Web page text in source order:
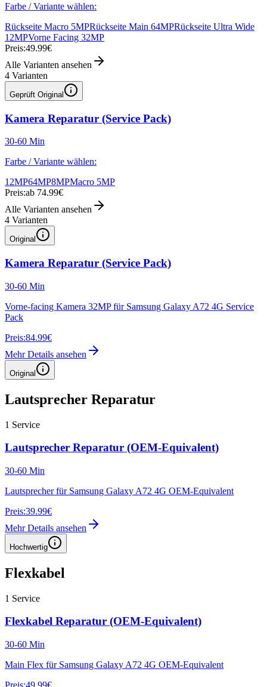
Farbe / Variante wählen:
Rückseite Macro 5MPRückseite Main 64MPRückseite Ultra Wide
12MPVorne Facing 32MP
Preis:49.99€
Alle Varianten ansehen
4 Varianten
Geprüft Original
Kamera Reparatur (Service Pack)
30-60 Min
Farbe / Variante wählen:
12MP64MP8MPMacro 5MP
Preis:ab 74.99€
Alle Varianten ansehen
4 Varianten
Original
Kamera Reparatur (Service Pack)
30-60 Min
Vorne-facing Kamera 32MP für Samsung Galaxy A72 4G Service
Pack
Preis:84.99€
Mehr Details ansehen
Original
Lautsprecher Reparatur
1 Service
Lautsprecher Reparatur (OEM-Equivalent)
30-60 Min
Lautsprecher für Samsung Galaxy A72 4G OEM-Equivalent
Preis:39.99€
Mehr Details ansehen
Hochwertig
Flexkabel
1 Service
Flexkabel Reparatur (OEM-Equivalent)
30-60 Min
Main Flex für Samsung Galaxy A72 4G OEM-Equivalent